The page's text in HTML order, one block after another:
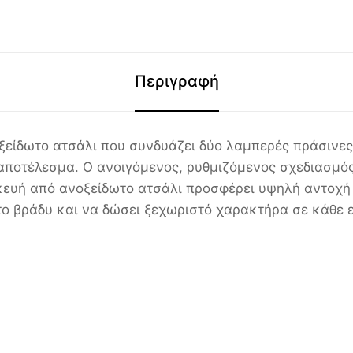
Περιγραφή
ατσάλι που συνδυάζει δύο λαμπερές
Ο ανοιγόμενος, ρυθμιζόμενος
από ανοξείδωτο ατσάλι προσφέρει υψηλή
βράδυ και να δώσει ξεχωριστό χαρακτήρα σε κάθε